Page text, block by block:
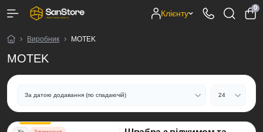
Клієнту
0
Виробник MOTEK
MOTEK